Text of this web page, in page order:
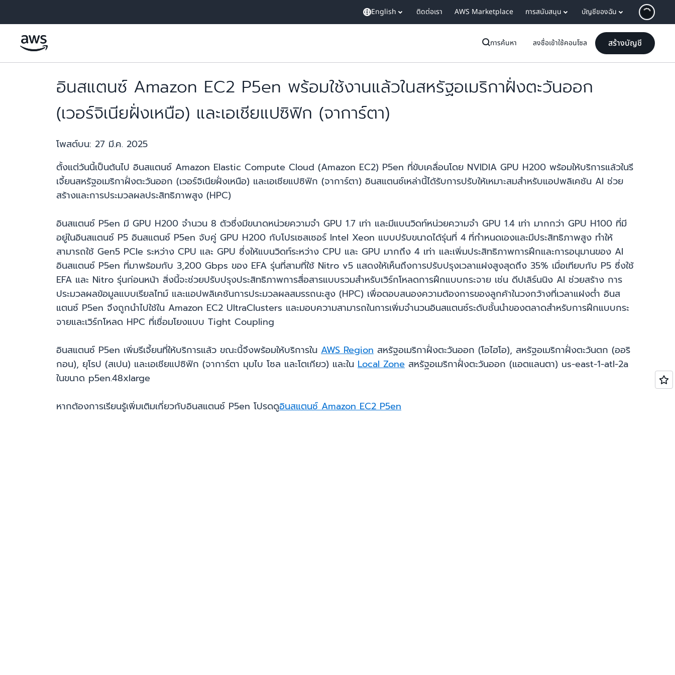
English ติดต่อเรา AWS Marketplace การสนับสนุน บัญชีของฉัน
การค้นหา ลงชื่อเข้าใช้คอนโซล สร้างบัญชี
อินสแตนซ์ Amazon EC2 P5en พร้อมใช้งานแล้วในสหรัฐอเมริกาฝั่งตะวันออก
(เวอร์จิเนียฝั่งเหนือ) และเอเชียแปซิฟิก (จาการ์ตา)
โพสต์บน: 27 มี.ค. 2025
ตั้งแต่วันนี้เป็นต้นไป อินสแตนซ์ Amazon Elastic Compute Cloud (Amazon EC2) P5en ที่ขับเคลื่อนโดย NVIDIA GPU H200 พร้อมให้บริการแล้วในรี
เจี้ยนสหรัฐอเมริกาฝั่งตะวันออก (เวอร์จิเนียฝั่งเหนือ) และเอเชียแปซิฟิก (จาการ์ตา) อินสแตนซ์เหล่านี้ได้รับการปรับให้เหมาะสมสำหรับแอปพลิเคชัน AI ช่วย
สร้างและการประมวลผลประสิทธิภาพสูง (HPC)
อินสแตนซ์ P5en มี GPU H200 จำนวน 8 ตัวซึ่งมีขนาดหน่วยความจำ GPU 1.7 เท่า และมีแบนวิดท์หน่วยความจำ GPU 1.4 เท่า มากกว่า GPU H100 ที่มี
อยู่ในอินสแตนซ์ P5 อินสแตนซ์ P5en จับคู่ GPU H200 กับโปรเซสเซอร์ Intel Xeon แบบปรับขนาดได้รุ่นที่ 4 ที่กำหนดเองและมีประสิทธิภาพสูง ทำให้
สามารถใช้ Gen5 PCIe ระหว่าง CPU และ GPU ซึ่งให้แบนวิดท์ระหว่าง CPU และ GPU มากถึง 4 เท่า และเพิ่มประสิทธิภาพการฝึกและการอนุมานของ AI
อินสแตนซ์ P5en ที่มาพร้อมกับ 3,200 Gbps ของ EFA รุ่นที่สามที่ใช้ Nitro v5 แสดงให้เห็นถึงการปรับปรุงเวลาแฝงสูงสุดถึง 35% เมื่อเทียบกับ P5 ซึ่งใช้
EFA และ Nitro รุ่นก่อนหน้า สิ่งนี้จะช่วยปรับปรุงประสิทธิภาพการสื่อสารแบบรวมสำหรับเวิร์กโหลดการฝึกแบบกระจาย เช่น ดีปเลิร์นนิง AI ช่วยสร้าง การ
ประมวลผลข้อมูลแบบเรียลไทม์ และแอปพลิเคชันการประมวลผลสมรรถนะสูง (HPC) เพื่อตอบสนองความต้องการของลูกค้าในวงกว้างที่เวลาแฝงต่ำ อินส
แตนซ์ P5en จึงถูกนำไปใช้ใน Amazon EC2 UltraClusters และมอบความสามารถในการเพิ่มจำนวนอินสแตนซ์ระดับชั้นนำของตลาดสำหรับการฝึกแบบกระ
จายและเวิร์กโหลด HPC ที่เชื่อมโยงแบบ Tight Coupling
อินสแตนซ์ P5en เพิ่มรีเจี้ยนที่ให้บริการแล้ว ขณะนี้จึงพร้อมให้บริการใน AWS Region สหรัฐอเมริกาฝั่งตะวันออก (โอไฮโอ), สหรัฐอเมริกาฝั่งตะวันตก (ออริ
กอน), ยุโรป (สเปน) และเอเชียแปซิฟิก (จาการ์ตา มุมไบ โซล และโตเกียว) และใน Local Zone สหรัฐอเมริกาฝั่งตะวันออก (แอตแลนตา) us-east-1-atl-2a
ในขนาด p5en.48xlarge
หากต้องการเรียนรู้เพิ่มเติมเกี่ยวกับอินสแตนซ์ P5en โปรดดูอินสแตนซ์ Amazon EC2 P5en